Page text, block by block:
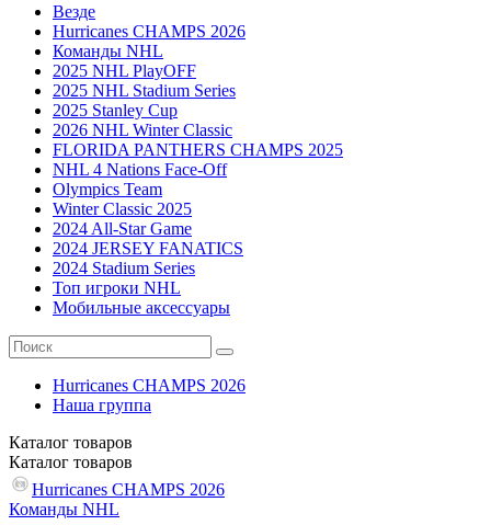
Везде
Hurricanes CHAMPS 2026
Команды NHL
2025 NHL PlayOFF
2025 NHL Stadium Series
2025 Stanley Cup
2026 NHL Winter Classic
FLORIDA PANTHERS CHAMPS 2025
NHL 4 Nations Face-Off
Olympics Team
Winter Classic 2025
2024 All-Star Game
2024 JERSEY FANATICS
2024 Stadium Series
Топ игроки NHL
Мобильные аксессуары
Hurricanes CHAMPS 2026
Наша группа
Каталог товаров
Каталог товаров
Hurricanes CHAMPS 2026
Команды NHL